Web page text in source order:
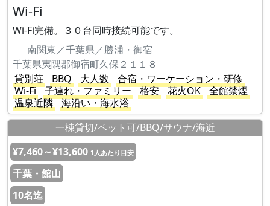
Wi-Fi
Wi-Fi完備。３０台同時接続可能です。
南関東／千葉県／勝浦・御宿
千葉県夷隅郡御宿町久保２１１８
貸別荘
BBQ 大人数
合宿・ワーケーション・研修
Wi-Fi
子連れ・ファミリー 格安 花火OK
全館禁煙
温泉近隣
海沿い・海水浴
一棟貸切/ペット可/BBQ/サウナ/海近
¥7,460～¥13,600 1人あたり目安
千葉・館山
10名迄